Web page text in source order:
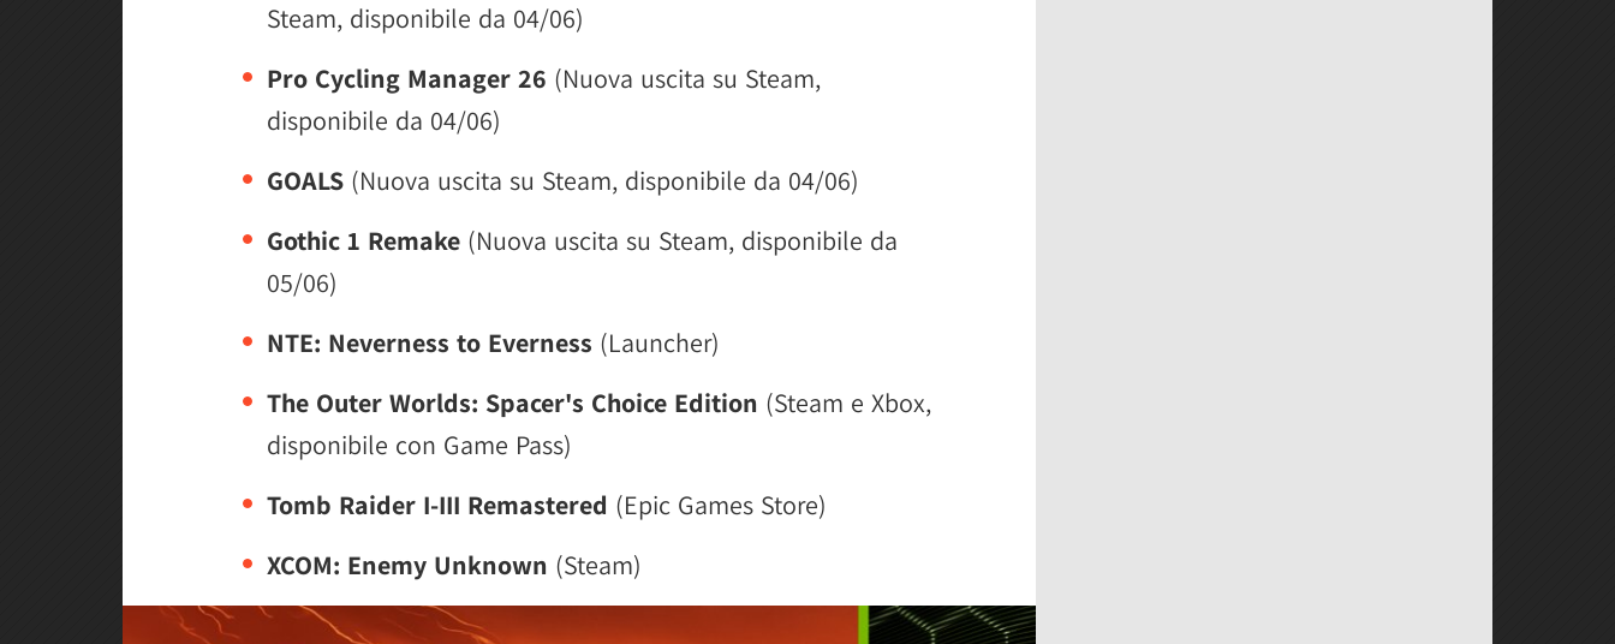
Steam, disponibile da 04/06)
Pro Cycling Manager 26 (Nuova uscita su Steam,
disponibile da 04/06)
GOALS (Nuova uscita su Steam, disponibile da 04/06)
Gothic 1 Remake (Nuova uscita su Steam, disponibile da
05/06)
NTE: Neverness to Everness (Launcher)
The Outer Worlds: Spacer's Choice Edition (Steam e Xbox,
disponibile con Game Pass)
Tomb Raider I-III Remastered (Epic Games Store)
XCOM: Enemy Unknown (Steam)